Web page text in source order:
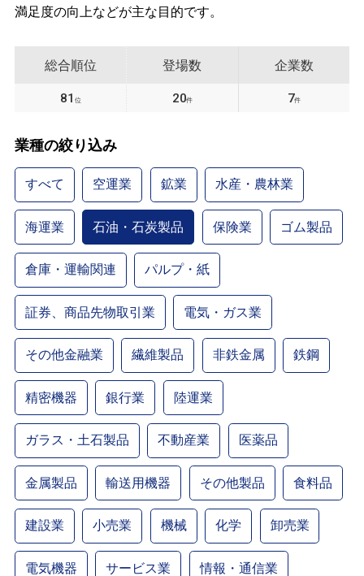
満足度の向上などが主な目的です。
総合順位
81 位
登場数
20件
企業数
7件
業種の絞り込み
すべて 空運業 鉱業 水産・農林業
海運業 石油・石炭製品 保険業 ゴム製品
倉庫・運輸関連 パルプ・紙
証券、商品先物取引業 電気・ガス業
その他金融業 繊維製品 非鉄金属 鉄鋼
精密機器 銀行業 陸運業
ガラス・土石製品 不動産業 医薬品
金属製品 輸送用機器 その他製品 食料品
建設業 小売業 機械 化学 卸売業
電気機器 サービス業 情報・通信業